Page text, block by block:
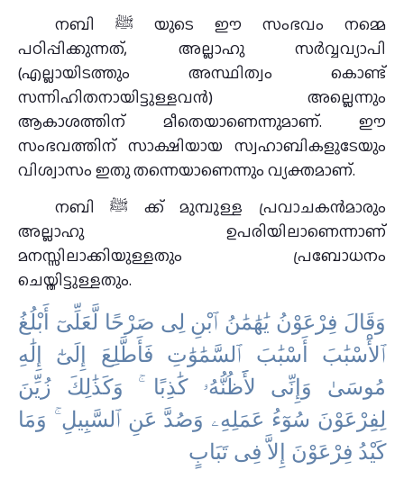
നബി ﷺ യുടെ ഈ സംഭവം നമ്മെ
പഠിപ്പിക്കുന്നത്‌, അല്ലാഹു സർവ്വവ്യാപി
(എല്ലായിടത്തും അസ്ഥിത്വം കൊണ്ട്‌
സന്നിഹിതനായിട്ടുള്ളവൻ) അല്ലെന്നും
ആകാശത്തിന്‌ മീതെയാണെന്നുമാണ്. ഈ
സംഭവത്തിന് സാക്ഷിയായ സ്വഹാബികളുടേയും
വിശ്വാസം ഇതു തന്നെയാണെന്നും വ്യക്തമാണ്.
നബി ﷺ ക്ക് മുമ്പുള്ള പ്രവാചകന്‍മാരും
അല്ലാഹു ഉപരിയിലാണെന്നാണ്
മനസ്സിലാക്കിയുള്ളതും പ്രബോധനം
ചെയ്തിട്ടുള്ളതും.
ﻭَﻗَﺎﻝَ ﻓِﺮْﻋَﻮْﻥُ ﻳَٰﻬَٰﻤَٰﻦُ ٱﺑْﻦِ ﻟِﻰ ﺻَﺮْﺣًﺎ ﻟَّﻌَﻠِّﻰٓ ﺃَﺑْﻠُﻎُ
ٱﻷَْﺳْﺒَٰﺐَ ﺃَﺳْﺒَٰﺐَ ٱﻟﺴَّﻤَٰﻮَٰﺕِ ﻓَﺄَﻃَّﻠِﻊَ ﺇِﻟَﻰٰٓ ﺇِﻟَٰﻪِ
ﻣُﻮﺳَﻰٰ ﻭَﺇِﻧِّﻰ ﻷََﻇُﻨُّﻪُۥ ﻛَٰﺬِﺑًﺎ ۚ ﻭَﻛَﺬَٰﻟِﻚَ ﺯُﻳِّﻦَ
ﻟِﻔِﺮْﻋَﻮْﻥَ ﺳُﻮٓءُ ﻋَﻤَﻠِﻪِۦ ﻭَﺻُﺪَّ ﻋَﻦِ ٱﻟﺴَّﺒِﻴﻞِ ۚ ﻭَﻣَﺎ
ﻛَﻴْﺪُ ﻓِﺮْﻋَﻮْﻥَ ﺇِﻻَّ ﻓِﻰ ﺗَﺒَﺎﺏٍ